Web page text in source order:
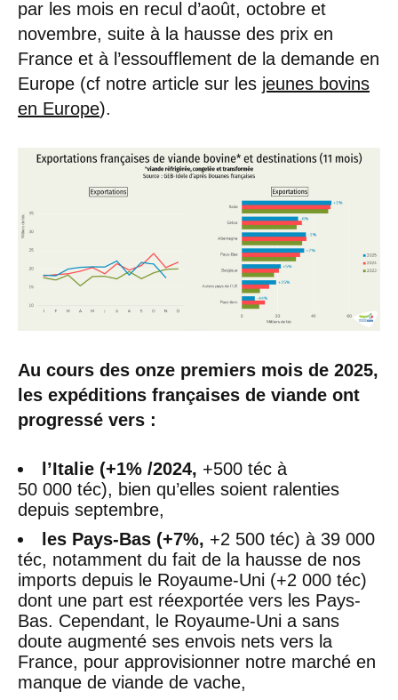
par les mois en recul d’août, octobre et
novembre, suite à la hausse des prix en
France et à l’essoufflement de la demande en
Europe (cf notre article sur les jeunes bovins
en Europe).
Au cours des onze premiers mois de 2025,
les expéditions françaises de viande ont
progressé vers :
l’Italie (+1% /2024, +500 téc à
50 000 téc), bien qu’elles soient ralenties
depuis septembre,
les Pays-Bas (+7%, +2 500 téc) à 39 000
téc, notamment du fait de la hausse de nos
imports depuis le Royaume-Uni (+2 000 téc)
dont une part est réexportée vers les Pays-
Bas. Cependant, le Royaume-Uni a sans
doute augmenté ses envois nets vers la
France, pour approvisionner notre marché en
manque de viande de vache,